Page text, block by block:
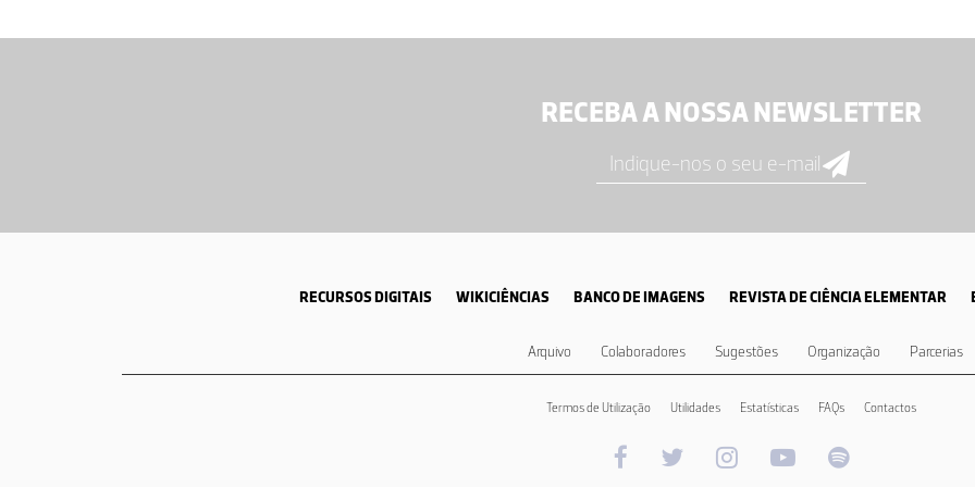
RECEBA A NOSSA NEWSLETTER
RECURSOS DIGITAIS WIKICIÊNCIAS BANCO DE IMAGENS REVISTA DE CIÊNCIA ELEMENTAR
Arquivo Colaboradores Sugestões Organização Parcerias
Termos de Utilização Utilidades Estatísticas FAQs Contactos